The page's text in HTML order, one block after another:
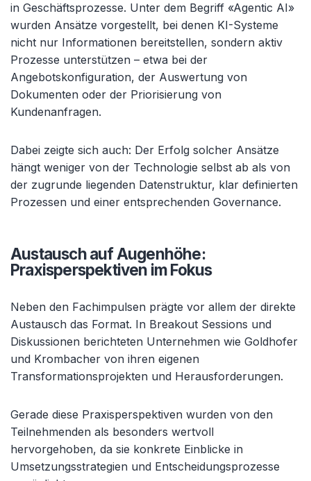
in Geschäftsprozesse. Unter dem Begriff «Agentic AI»
wurden Ansätze vorgestellt, bei denen KI-Systeme
nicht nur Informationen bereitstellen, sondern aktiv
Prozesse unterstützen – etwa bei der
Angebotskonfiguration, der Auswertung von
Dokumenten oder der Priorisierung von
Kundenanfragen.
Dabei zeigte sich auch: Der Erfolg solcher Ansätze
hängt weniger von der Technologie selbst ab als von
der zugrunde liegenden Datenstruktur, klar definierten
Prozessen und einer entsprechenden Governance.
Austausch auf Augenhöhe:
Praxisperspektiven im Fokus
Neben den Fachimpulsen prägte vor allem der direkte
Austausch das Format. In Breakout Sessions und
Diskussionen berichteten Unternehmen wie Goldhofer
und Krombacher von ihren eigenen
Transformationsprojekten und Herausforderungen.
Gerade diese Praxisperspektiven wurden von den
Teilnehmenden als besonders wertvoll
hervorgehoben, da sie konkrete Einblicke in
Umsetzungsstrategien und Entscheidungsprozesse